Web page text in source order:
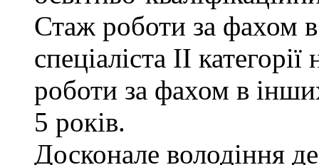
Стаж роботи за фахом
спеціаліста ІІ
роботи за фахом в
5 років.
Досконале володіння